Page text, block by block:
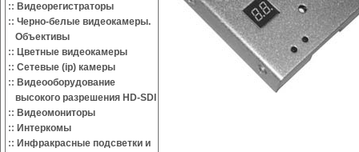
:: Видеорегистраторы
:: Черно-белые видеокамеры.
Объективы
:: Цветные видеокамеры
:: Сетевые (ip) камеры
:: Видеооборудование
высокого разрешения HD-SDI
:: Видеомониторы
:: Интеркомы
:: Инфракрасные подсветки и